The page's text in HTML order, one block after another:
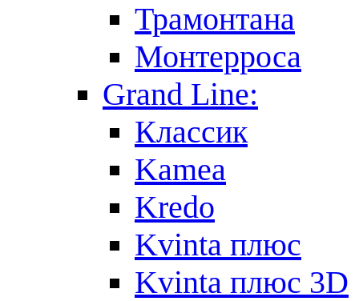
Трамонтана
Монтерроса
Grand Line:
Классик
Kamea
Kredo
Kvinta плюс
Kvinta плюс 3D